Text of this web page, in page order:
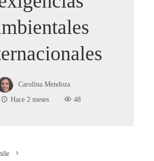
Carolina Mendoza
Hace 2 meses
48